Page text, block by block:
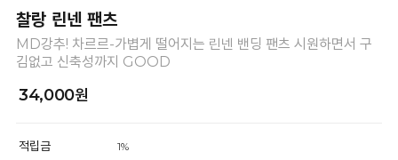
찰랑 린넨 팬츠
MD강추! 차르르-가볍게 떨어지는 린넨 밴딩 팬츠 시원하면서 구
김없고 신축성까지 GOOD
34,000원
적립금 1%